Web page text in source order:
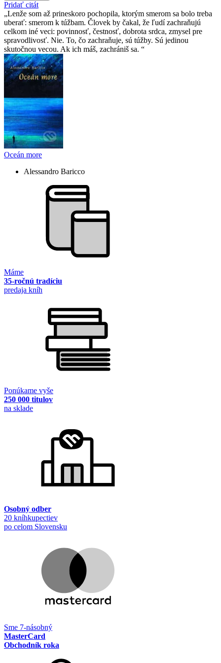
Pridať citát
Lenže som až prineskoro pochopila, ktorým smerom sa bolo treba
uberať: smerom k túžbam. Človek by čakal, že ľudí zachraňujú
celkom iné veci: povinnosť, čestnosť, dobrota srdca, zmysel pre
spravodlivosť. Nie. To, čo zachraňuje, sú túžby. Sú jedinou
skutočnou vecou. Ak ich máš, zachrániš sa.
Oceán more
Alessandro Baricco
Máme
35-ročnú tradíciu
predaja kníh
Ponúkame vyše
250 000 titulov
na sklade
Osobný odber
20 kníhkupectiev
po celom Slovensku
Sme 7-násobný
MasterCard
Obchodník roka